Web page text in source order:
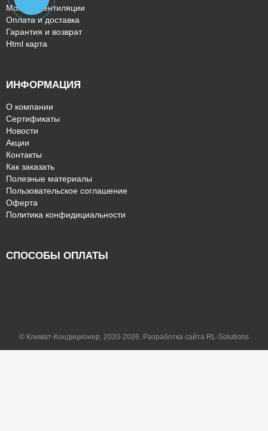
Монтаж вентиляции
Оплата и доставка
Гарантия и возврат
Html карта
ИНФОРМАЦИЯ
О компании
Сертификаты
Новости
Акции
Контакты
Как заказать
Полезные материалы
Пользовательское соглашение
Оферта
Политика конфидициальности
СПОСОБЫ ОПЛАТЫ
© Климат-Кондиционер, 2020-2026. Разработка сайта RL-Solutions